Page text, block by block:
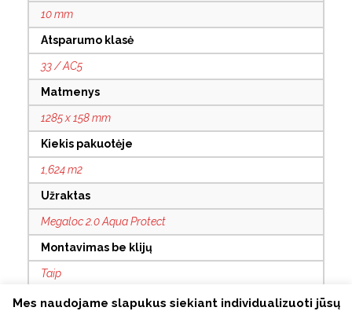
10 mm
Atsparumo klasė
33 / AC5
Matmenys
1285 x 158 mm
Kiekis pakuotėje
1,624 m2
Užraktas
Megaloc 2.0 Aqua Protect
Montavimas be klijų
Taip
Su grioveliais
Mes naudojame slapukus siekiant individualizuoti jūsų